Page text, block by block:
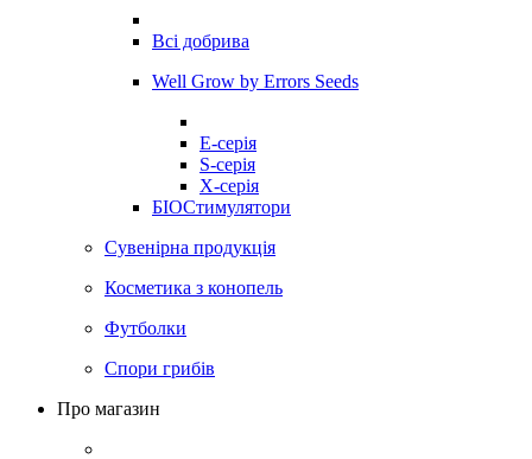
Всі добрива
Well Grow by Errors Seeds
E-серія
S-серія
X-серія
БІОСтимулятори
Сувенірна продукція
Косметика з конопель
Футболки
Спори грибів
Про магазин